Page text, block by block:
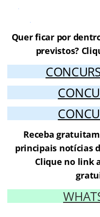
Quer ficar por
previstos?
Receba
principais notícias
Clique no link